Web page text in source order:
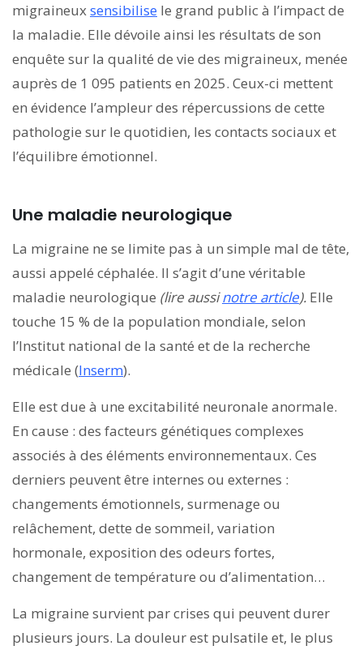
migraineuxsensibilise le grand public à l’impact de
la maladie. Elle dévoile ainsi les résultats de son
enquête sur la qualité de vie des migraineux, menée
auprès de 1 095 patients en 2025. Ceux-ci mettent
en évidence l’ampleur des répercussions de cette
pathologie sur le quotidien, les contacts sociaux et
l’équilibre émotionnel.
Une maladie neurologique
La migraine ne se limite pas à un simple mal de tête,
aussi appelé céphalée. Il s’agit d’une véritable
maladie neurologique (lire aussinotre article). Elle
touche 15 % de la population mondiale, selon
l’Institut national de la santé et de la recherche
médicale (Inserm).
Elle est due à une excitabilité neuronale anormale.
En cause : des facteurs génétiques complexes
associés à des éléments environnementaux. Ces
derniers peuvent être internes ou externes :
changements émotionnels, surmenage ou
relâchement, dette de sommeil, variation
hormonale, exposition des odeurs fortes,
changement de température ou d’alimentation…
La migraine survient par crises qui peuvent durer
plusieurs jours. La douleur est pulsatile et, le plus